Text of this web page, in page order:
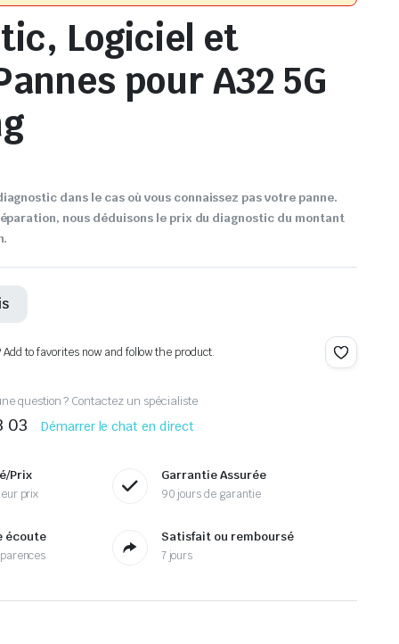
Logiciel et
pour A32 5G
dans le cas où vous connaissez pas votre panne.
nous déduisons le prix du diagnostic du montant
to favorites now and follow the product.
question ? Contactez un spécialiste
03 Démarrer le chat en direct
Prix
prix
Garrantie Assurée
90 jours de garantie
écoute Satisfait ou remboursé
7 jours